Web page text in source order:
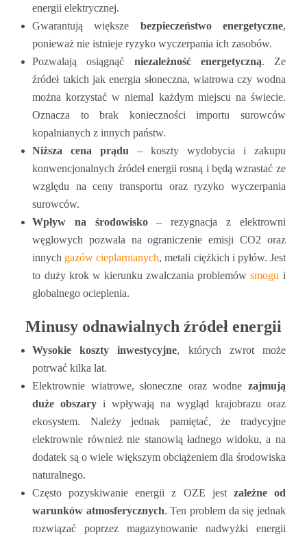
energii elektrycznej.
Gwarantują większe bezpieczeństwo energetyczne,
ponieważ nie istnieje ryzyko wyczerpania ich zasobów.
Pozwalają osiągnąć niezależność energetyczną. Ze
źródeł takich jak energia słoneczna, wiatrowa czy wodna
można korzystać w niemal każdym miejscu na świecie.
Oznacza to brak konieczności importu surowców
kopalnianych z innych państw.
Niższa cena prądu – koszty wydobycia i zakupu
konwencjonalnych źródeł energii rosną i będą wzrastać ze
względu na ceny transportu oraz ryzyko wyczerpania
surowców.
Wpływ na środowisko– rezygnacja z elektrowni
węglowych pozwala na ograniczenie emisji CO2 oraz
innych gazów cieplarnianych, metali ciężkich i pyłów. Jest
to duży krok w kierunku zwalczania problemówsmogu i
globalnego ocieplenia.
Minusy odnawialnych źródeł energii
Wysokie koszty inwestycyjne, których zwrot może
potrwać kilka lat.
Elektrownie wiatrowe, słoneczne oraz wodne zajmują
duże obszary i wpływają na wygląd krajobrazu oraz
ekosystem. Należy jednak pamiętać, że tradycyjne
elektrownie również nie stanowią ładnego widoku, a na
dodatek są o wiele większym obciążeniem dla środowiska
naturalnego.
Często pozyskiwanie energii z OZE jest zależne od
warunków atmosferycznych. Ten problem da się jednak
rozwiązać poprzez magazynowanie nadwyżki energii